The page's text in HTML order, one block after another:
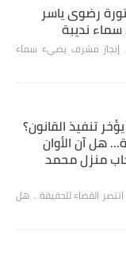
رضوى ياسر
نديبة
إنجاز مشرف يضيء سماء
تنفيذ القانون؟
هل آن الأوان
منزل محمد
انتصر القضاء للحقيقة... هل